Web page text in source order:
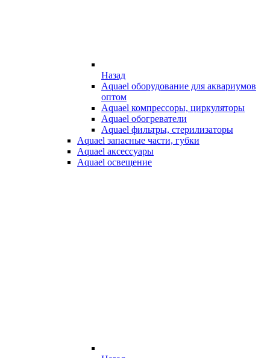
Назад
Aquael оборудование для аквариумов
оптом
Aquael компрессоры, циркуляторы
Aquael обогреватели
Aquael фильтры, стерилизаторы
Aquael запасные части, губки
Aquael аксессуары
Aquael освещение